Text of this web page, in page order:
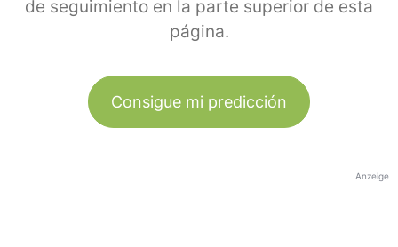
de seguimiento en la parte superior de esta
página.
Consigue mi predicción
Anzeige